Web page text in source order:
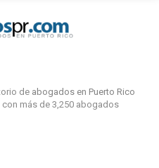
de abogados en Puerto Rico
más de 3,250 abogados